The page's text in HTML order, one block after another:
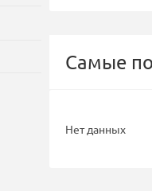
Самые
Нет данных